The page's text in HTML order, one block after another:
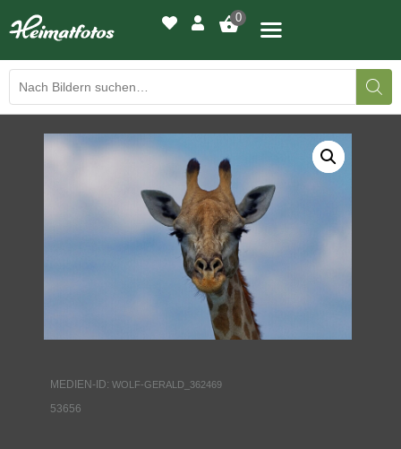
0
BILDERGALERIE
DRUCKQUALITÄTEN
LED-LEUCHTBILDER
WIR DRUCKEN IHR BILD
AUSSTELLUNGEN
KONTAKT
MEDIEN-ID: WOLF-GERALD_362469
53656